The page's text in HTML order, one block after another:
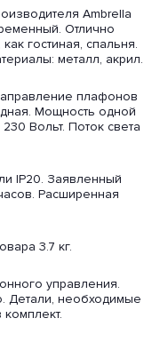
Ambrella
Отлично
гостиная, спальня.
металл, акрил.
плафонов
Мощность одной
Вольт. Поток света
IP20. Заявленный
Расширенная
3.7 кг.
управления.
Детали, необходимые